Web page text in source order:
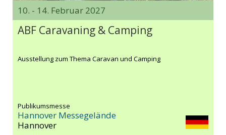
10. - 14. Februar 2027
ABF Caravaning & Camping
Ausstellung zum Thema Caravan und Camping
Publikumsmesse
Hannover Messegelände
Hannover